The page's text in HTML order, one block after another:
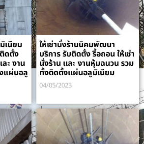
เนียม
ดตั้ง
ะ งาน
แผ่นอลู
ให้เช่านั่งร้านนิคมพัฒนา
บริการ รับติดตั้ง รื้อถอน ให้เช่า
นั่งร้าน และ งานหุ้มฉนวน รวม
ทั้งติดตั้งแผ่นอลูมิเนียม
04/05/2023